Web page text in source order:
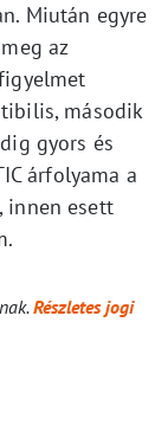
Miután egyre
az
második
gyors és
árfolyama a
innen esett
Részletes jogi